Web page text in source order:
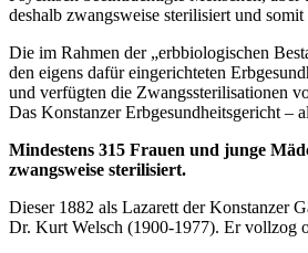
deshalb zwangsweise sterilisiert und
Die im Rahmen der „erbbiologischen
den eigens dafür eingerichteten
und verfügten die Zwangssterilisationen
Das Konstanzer Erbgesundheitsgericht –
Mindestens 315 Frauen und junge
zwangsweise sterilisiert.
Dieser 1882 als Lazarett der Konstanzer
Dr. Kurt Welsch (1900-1977). Er vollzog